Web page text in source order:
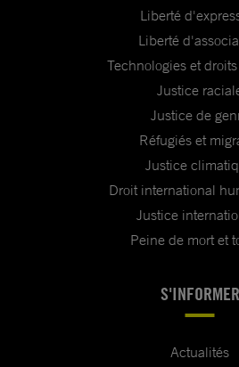
Liberté
Liberté
Technologies et
Justice
Justice de
Réfugiés et
Justice
Droit international
Justice
Peine de mort et
S'INFORMER
Actualités